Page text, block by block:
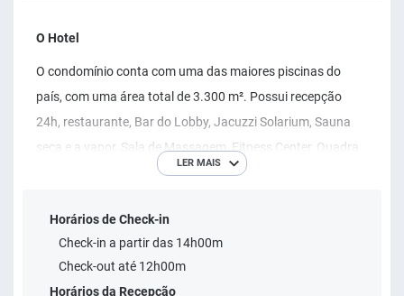
O Hotel
O condomínio conta com uma das maiores piscinas do
país, com uma área total de 3.300 m². Possui recepção
24h, restaurante, Bar do Lobby, Jacuzzi Solarium, Sauna
seca e a vapor, Sala de Massagem, Fitness Center, Quadra
de Volei com Areia, Salão de Jogos, Teens Club, Kids Club,
Salão de Beleza, Academia, Estacionamento Gratuito,
Heliporto, Loja de Conveniência, Wi-fii Gratis.
LER MAIS
Horários de Check-in
Check-in a partir das 14h00m
Check-out até 12h00m
Horários da Recepção